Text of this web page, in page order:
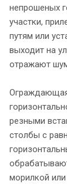
непрошеных
участки,
путям или
выходит на
отражают
Ограждающая
резными
столбы с
морилкой